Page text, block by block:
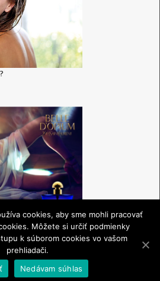
cookies, aby sme mohli pracovať
Môžete si určiť podmienky
k súborom cookies vo vašom
prehliadači.
Nedávam súhlas